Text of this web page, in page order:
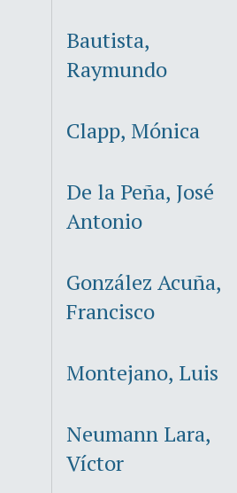
Bautista,
Raymundo
Clapp, Mónica
De la Peña, José
Antonio
González Acuña,
Francisco
Montejano, Luis
Neumann Lara,
Víctor